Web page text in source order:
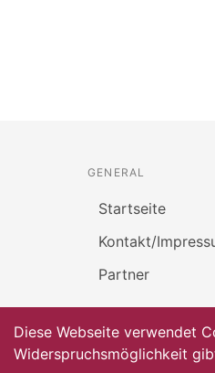
GENERAL
Startseite
Kontakt/
Partner
Diese Webseite verwendet
Widerspruchsmöglichkeit